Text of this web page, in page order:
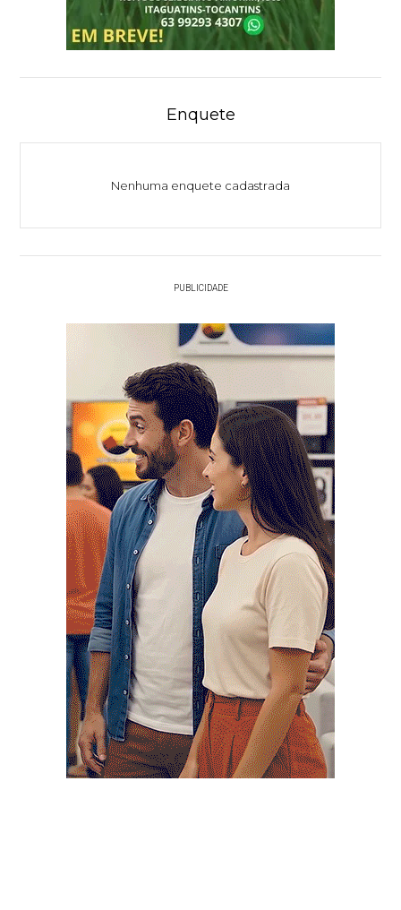
Enquete
Nenhuma enquete cadastrada
PUBLICIDADE